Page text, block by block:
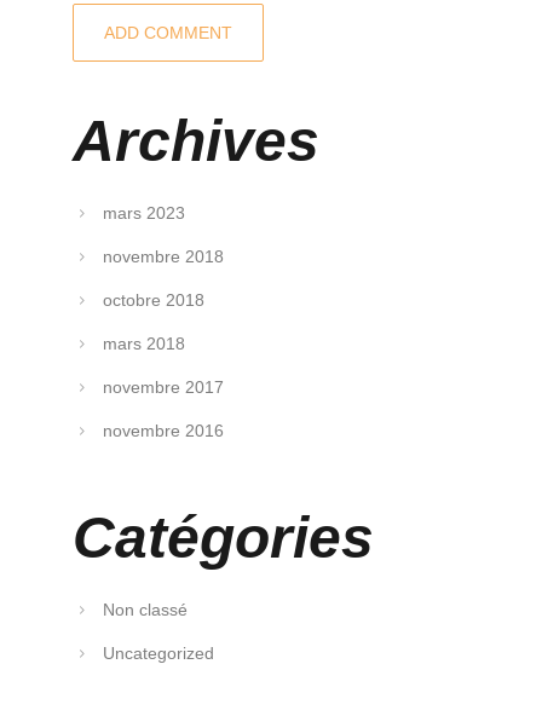
Archives
mars 2023
novembre 2018
octobre 2018
mars 2018
novembre 2017
novembre 2016
Catégories
Non classé
Uncategorized